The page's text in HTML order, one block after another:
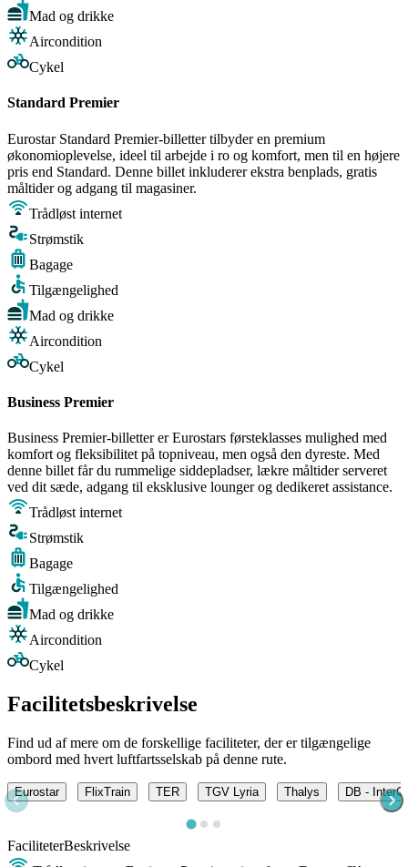
Mad og drikke
Aircondition
Cykel
Standard Premier
Eurostar Standard Premier-billetter tilbyder en premium
økonomioplevelse, ideel til arbejde i ro og komfort, men til en højere
pris end Standard. Denne billet inkluderer ekstra benplads, gratis
måltider og adgang til magasiner.
Trådløst internet
Strømstik
Bagage
Tilgængelighed
Mad og drikke
Aircondition
Cykel
Business Premier
Business Premier-billetter er Eurostars førsteklasses mulighed med
komfort og fleksibilitet på topniveau, men også den dyreste. Med
denne billet får du rummelige siddepladser, lækre måltider serveret
ved dit sæde, adgang til eksklusive lounger og dedikeret assistance.
Trådløst internet
Strømstik
Bagage
Tilgængelighed
Mad og drikke
Aircondition
Cykel
Facilitetsbeskrivelse
Find ud af mere om de forskellige faciliteter, der er tilgængelige
ombord med hvert luftfartsselskab på denne rute.
Eurostar FlixTrain TER TGV Lyria Thalys DB -
FaciliteterBeskrivelse